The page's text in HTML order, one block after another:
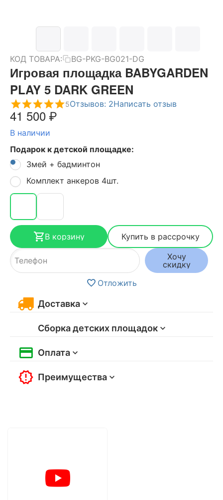
КОД ТОВАРА: BG-PKG-BG021-DG
Игровая площадка BABYGARDEN
PLAY 5 DARK GREEN
5Отзывов: 2Написать отзыв
41 500₽
В наличии
Подарок к детской площадке:
Змей + бадминтон
Комплект анкеров 4шт.
В корзину
Купить в рассрочку
Хочу
скидку
Отложить
Доставка
Сборка детских площадок
Оплата
Преимущества